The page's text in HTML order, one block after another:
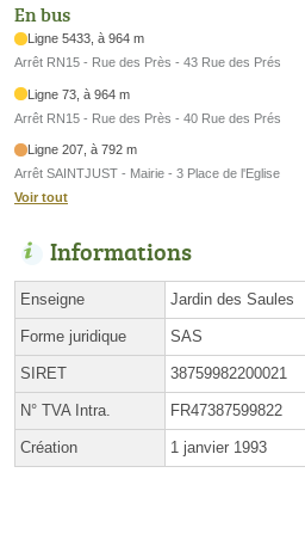
En bus
Ligne 5433, à 964 m
Arrêt RN15 - Rue des Près - 43 Rue des Prés
Ligne 73, à 964 m
Arrêt RN15 - Rue des Près - 40 Rue des Prés
Ligne 207, à 792 m
Arrêt SAINTJUST - Mairie - 3 Place de l'Eglise
Voir tout
Informations
Enseigne Jardin des Saules
Forme juridique SAS
SIRET 38759982200021
N° TVA Intra. FR47387599822
Création 1 janvier 1993